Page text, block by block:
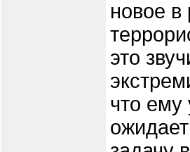
новое
это
что ему